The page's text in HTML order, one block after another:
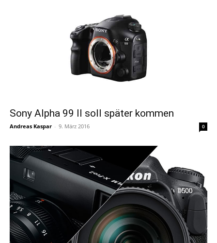
Sony Alpha 99 II soll später kommen
Andreas Kaspar - 9. März 2016 0